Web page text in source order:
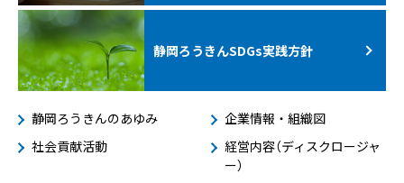
静岡ろうきんSDGs実践方針
静岡ろうきんのあゆみ
企業情報・組織図
社会貢献活動
経営内容（ディスクロージャ
ー）